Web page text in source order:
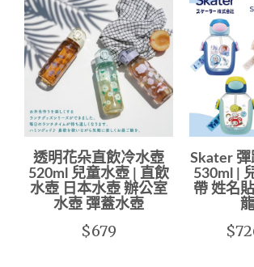
透明花朵直飲冷水壺
520ml 兒童水壺 | 直飲
水壺 日本水壺 辦公室
水壺 彈蓋水壺
$679
Skater
530ml |
帶 姓名